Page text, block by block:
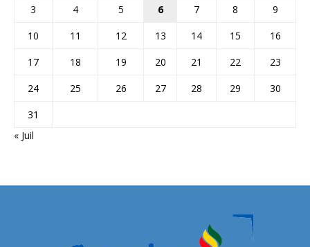
3
4 5 6 7 8
9
10
11 12 13 14 15
16
17
18 19 20 21 22
23
24
25 26 27 28 29
30
31
« Juil